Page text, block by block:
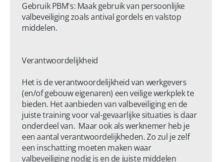
Gebruik PBM's: Maak gebruik van persoonlijke
valbeveiliging zoals antival gordels en valstop
middelen.
Verantwoordelijkheid
Het is de verantwoordelijkheid van werkgevers
(en/of gebouw eigenaren) een veilige werkplek te
bieden. Het aanbieden van valbeveiliging en de
juiste training voor val-gevaarlijke situaties is daar
onderdeel van.  Maar ook als werknemer heb je
een aantal verantwoordelijkheden. Zo zul je zelf
een inschatting moeten maken waar
valbeveiliging nodig is en de juiste middelen